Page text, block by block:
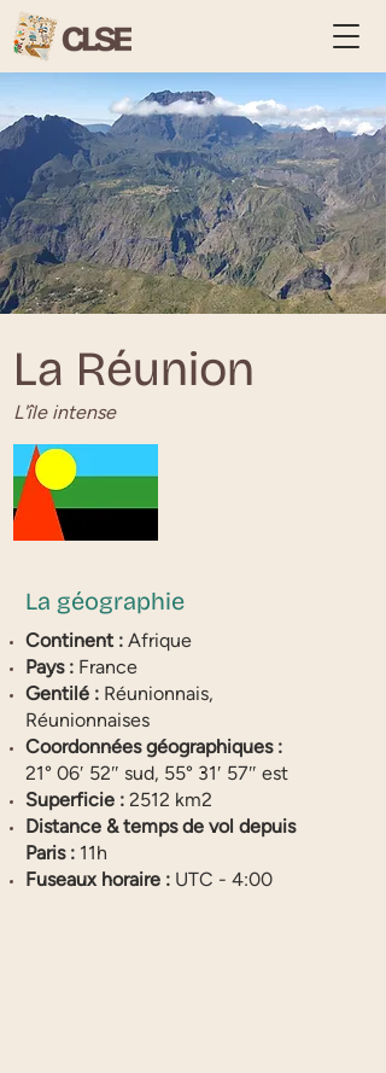
La Réunion
L'île intense
La géographie
Continent : Afrique
Pays : France
Gentilé : Réunionnais,
Réunionnaises
Coordonnées géographiques :
21° 06′ 52″ sud, 55° 31′ 57″ est
Superficie : 2512 km2
Distance & temps de vol depuis
Paris : 11h
Fuseaux horaire : UTC - 4:00